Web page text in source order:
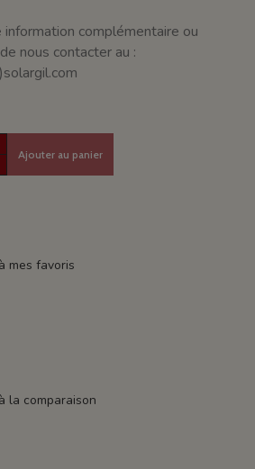
complémentaire ou
nous contacter au :
Ajouter au panier
mes favoris
la comparaison